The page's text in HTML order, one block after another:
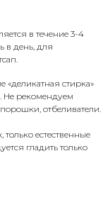
в течение 3-4
в день, для
«деликатная стирка»
Не рекомендуем
отбеливатели.
естественные
гладить только